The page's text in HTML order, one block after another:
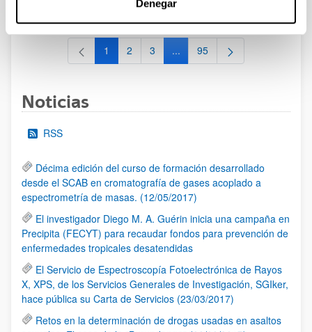
Denegar
al 30/07/2026 (ambos incluídos)
Página
1 Página
2 Página
3 ...Páginas intermedias Use TAB
Página
95
Noticias
RSS
Décima edición del curso de formación desarrollado
desde el SCAB en cromatografía de gases acoplado a
espectrometría de masas. (12/05/2017)
El investigador Diego M. A. Guérin inicia una campaña en
Precipita (FECYT) para recaudar fondos para prevención de
enfermedades tropicales desatendidas
El Servicio de Espectroscopía Fotoelectrónica de Rayos
X, XPS, de los Servicios Generales de Investigación, SGIker,
hace pública su Carta de Servicios (23/03/2017)
Retos en la determinación de drogas usadas en asaltos